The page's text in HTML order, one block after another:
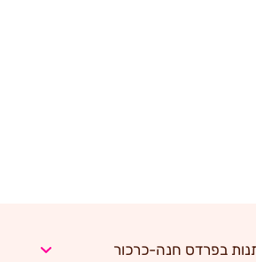
בפרדס חנה-כרכור